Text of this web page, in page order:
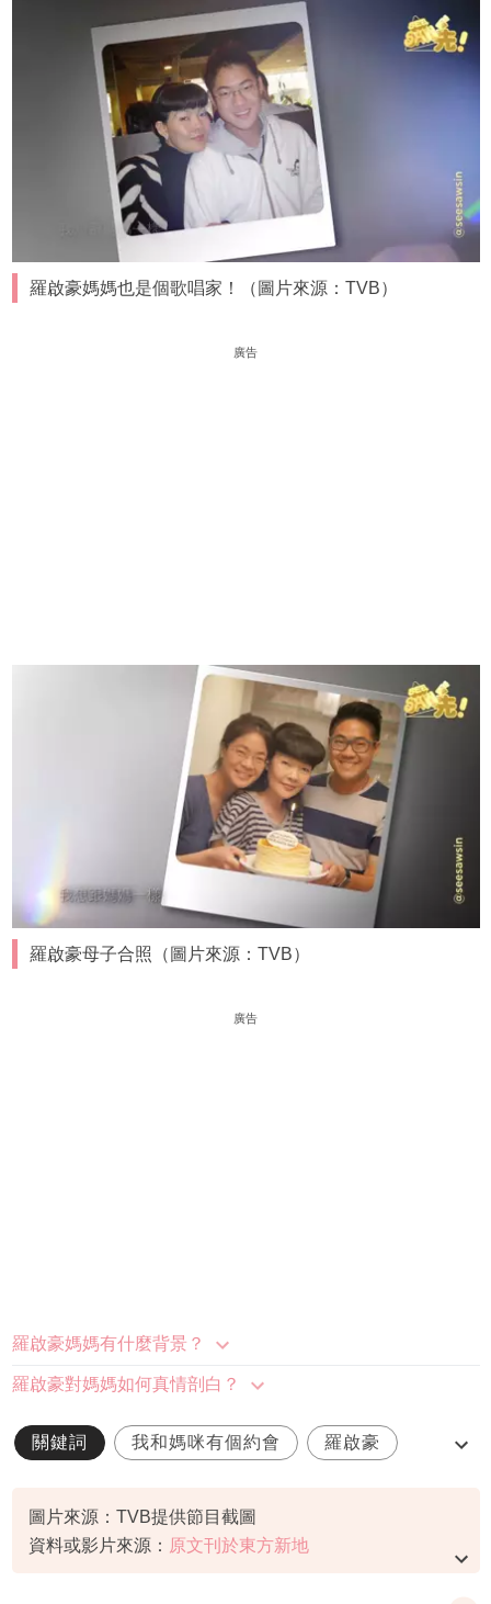
羅啟豪媽媽也是個歌唱家！（圖片來源：TVB）
廣告
羅啟豪母子合照（圖片來源：TVB）
廣告
羅啟豪媽媽有什麼背景？
羅啟豪對媽媽如何真情剖白？
關鍵詞 我和媽咪有個約會 羅啟豪
圖片來源：TVB提供節目截圖
資料或影片來源： 原文刊於東方新地